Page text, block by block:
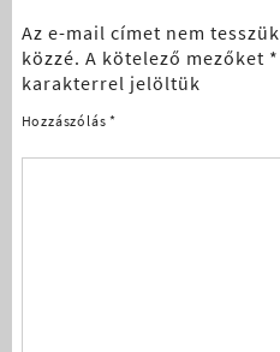
Az e-mail címet nem tesszük
közzé. A kötelező mezőket *
karakterrel jelöltük
Hozzászólás*